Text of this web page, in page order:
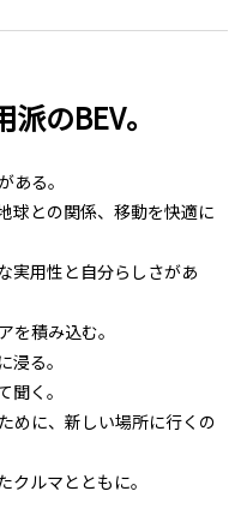
のBEV。
ある。
球との関係、移動を快適に
実用性と自分らしさがあ
を積み込む。
る。
く。
めに、新しい場所に行くの
ルマとともに。